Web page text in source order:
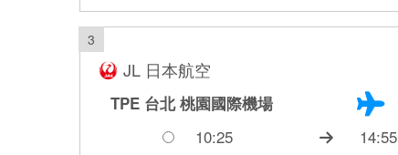
3
JL 日本航空
TPE 台北桃園國際機場
10:25
14:55